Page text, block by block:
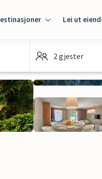
Lei ut
2 gjester